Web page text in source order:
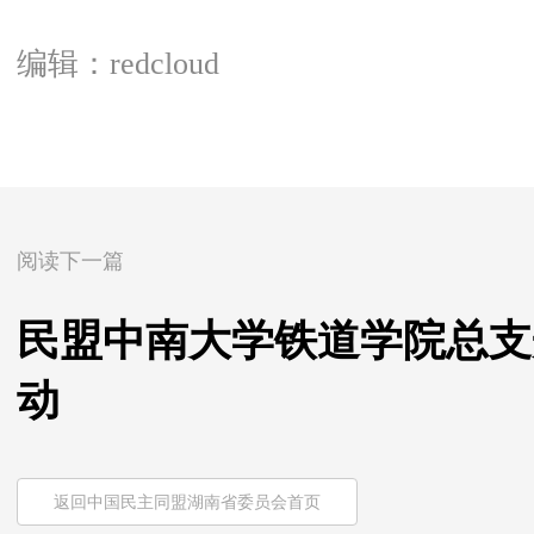
编辑：redcloud
阅读下一篇
民盟中南大学铁道学院总
动
返回中国民主同盟湖南省委员会首页